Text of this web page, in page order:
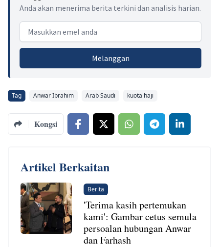
Anda akan menerima berita terkini dan analisis harian.
Email address
Melanggan
Tag Anwar Ibrahim Arab Saudi kuota haji
Kongsi
Artikel Berkaitan
Berita
'Terima kasih pertemukan
kami': Gambar cetus semula
persoalan hubungan Anwar
dan Farhash